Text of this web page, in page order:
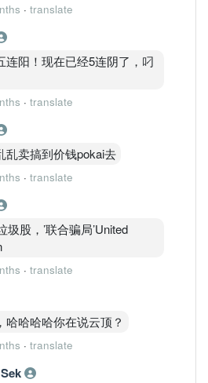
· translate
连阳！现在已经5连阴了，叼
· translate
乱卖搞到价钱pokai去
· translate
圾股，’联合骗局’United
· translate
哈哈哈哈你在说云顶？
· translate